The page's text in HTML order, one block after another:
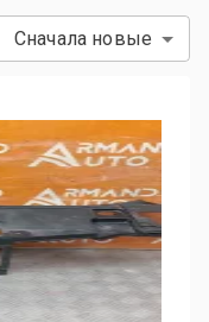
Сначала новые